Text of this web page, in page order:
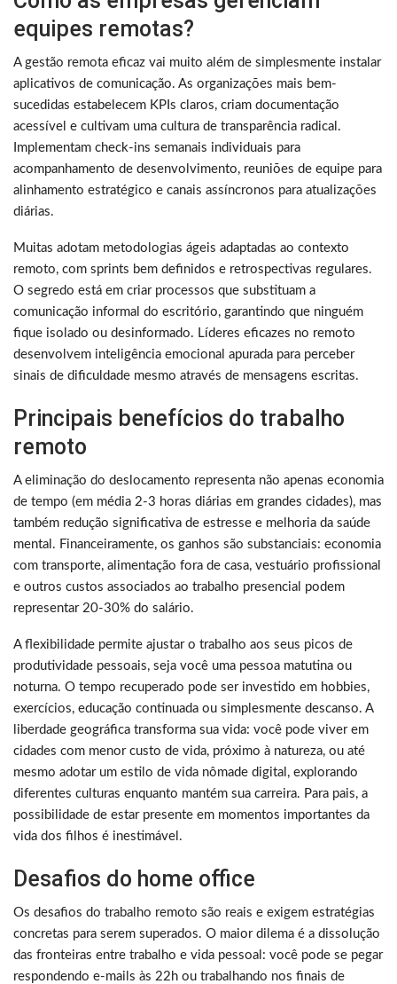
equipes remotas?
A gestão remota eficaz vai muito além de simplesmente instalar
aplicativos de comunicação. As organizações mais bem-
sucedidas estabelecem KPIs claros, criam documentação
acessível e cultivam uma cultura de transparência radical.
Implementam check-ins semanais individuais para
acompanhamento de desenvolvimento, reuniões de equipe para
alinhamento estratégico e canais assíncronos para atualizações
diárias.
Muitas adotam metodologias ágeis adaptadas ao contexto
remoto, com sprints bem definidos e retrospectivas regulares.
O segredo está em criar processos que substituam a
comunicação informal do escritório, garantindo que ninguém
fique isolado ou desinformado. Líderes eficazes no remoto
desenvolvem inteligência emocional apurada para perceber
sinais de dificuldade mesmo através de mensagens escritas.
Principais benefícios do trabalho
remoto
A eliminação do deslocamento representa não apenas economia
de tempo (em média 2-3 horas diárias em grandes cidades), mas
também redução significativa de estresse e melhoria da saúde
mental. Financeiramente, os ganhos são substanciais: economia
com transporte, alimentação fora de casa, vestuário profissional
e outros custos associados ao trabalho presencial podem
representar 20-30% do salário.
A flexibilidade permite ajustar o trabalho aos seus picos de
produtividade pessoais, seja você uma pessoa matutina ou
noturna. O tempo recuperado pode ser investido em hobbies,
exercícios, educação continuada ou simplesmente descanso. A
liberdade geográfica transforma sua vida: você pode viver em
cidades com menor custo de vida, próximo à natureza, ou até
mesmo adotar um estilo de vida nômade digital, explorando
diferentes culturas enquanto mantém sua carreira. Para pais, a
possibilidade de estar presente em momentos importantes da
vida dos filhos é inestimável.
Desafios do home office
Os desafios do trabalho remoto são reais e exigem estratégias
concretas para serem superados. O maior dilema é a dissolução
das fronteiras entre trabalho e vida pessoal: você pode se pegar
respondendo e-mails às 22h ou trabalhando nos finais de